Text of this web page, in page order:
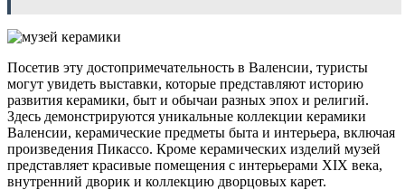
Посетив эту достопримечательность в Валенсии, туристы
могут увидеть выставки, которые представляют историю
развития керамики, быт и обычаи разных эпох и религий.
Здесь демонстрируются уникальные коллекции керамики
Валенсии, керамические предметы быта и интерьера, включая
произведения Пикассо. Кроме керамических изделий музей
представляет красивые помещения с интерьерами XIX века,
внутренний дворик и коллекцию дворцовых карет.